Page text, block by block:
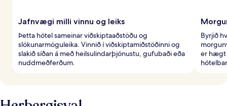
Jafnvægi milli vinnu og leiks
Þetta hótel sameinar viðskiptaaðstöðu og
slökunarmöguleika. Vinnið í viðskiptamiðstöðinni og
slakið síðan á með heilsulindarþjónustu, gufubaði eða
nuddmeðferðum.
Byrjið
er hægt